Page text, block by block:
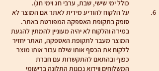
כולל ימי שישי, שבת, ערבי חג וימי חג).
על הלקוח להודיע מידית לאתר אם המוצר לא
סופק בתקופת האספקה המפורטת באתר.
במידה והלקוח לא יהיה מעוניין להמתין להגעת
המוצר מעבר לתקופת האספקה, האתר יחזיר
ללקוח את הכסף אותו שילם עבור אותו מוצר
כפוף ובהתאם להתקשרות עם חברת
המשלוחים ווידוא נכונות התלונה ברישומי